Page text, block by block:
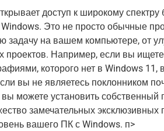
доступ к широкому спектру
Это не просто обычные
задачу на вашем компьютере, от
проектов. Например, если вы
которого нет в Windows 11,
вы не являетесь поклонником
можете установить собственный
замечательных эксклюзивных
вашего ПК с Windows. п>